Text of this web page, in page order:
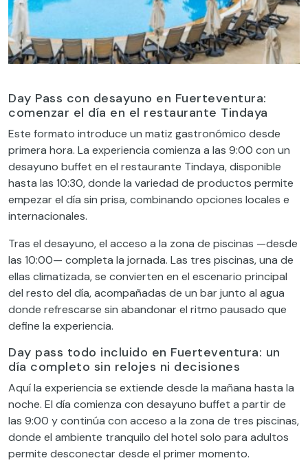
Day Pass con desayuno en Fuerteventura:
comenzar el día en el restaurante Tindaya
Este formato introduce un matiz gastronómico desde
primera hora. La experiencia comienza a las 9:00 con un
desayuno buffet en el restaurante Tindaya, disponible
hasta las 10:30, donde la variedad de productos permite
empezar el día sin prisa, combinando opciones locales e
internacionales.
Tras el desayuno, el acceso a la zona de piscinas —desde
las 10:00— completa la jornada. Las tres piscinas, una de
ellas climatizada, se convierten en el escenario principal
del resto del día, acompañadas de un bar junto al agua
donde refrescarse sin abandonar el ritmo pausado que
define la experiencia.
Day pass todo incluido en Fuerteventura: un
día completo sin relojes ni decisiones
Aquí la experiencia se extiende desde la mañana hasta la
noche. El día comienza con desayuno buffet a partir de
las 9:00 y continúa con acceso a la zona de tres piscinas,
donde el ambiente tranquilo del hotel solo para adultos
permite desconectar desde el primer momento.